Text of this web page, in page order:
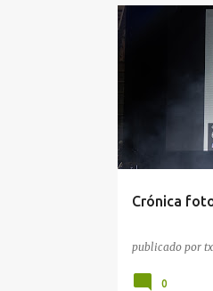
Crónica
publicado por
0